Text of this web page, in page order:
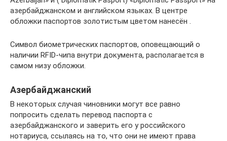
азербайджанском и английском языках. В центре
обложки паспортов золотистым цветом нанесён .
Символ биометрических паспортов, оповещающий о
наличии RFID-чипа внутри документа, располагается в
самом низу обложки.
Азербайджанский
В некоторых случая чиновники могут все равно
попросить сделать перевод паспорта с
азербайджанского и заверить его у российского
нотариуса, ссылаясь на то, что они не имеют права